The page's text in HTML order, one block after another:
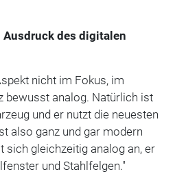
des digitalen
nicht im Fokus, im
bewusst analog. Natürlich ist
und er nutzt die neuesten
also ganz und gar modern
sich gleichzeitig analog an, er
und Stahlfelgen."